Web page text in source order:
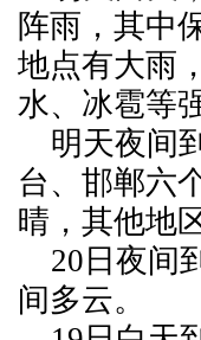
阵雨，其中
地点有大雨
水、冰雹等
明天夜间
台、邯郸六
晴，其他地
20日夜间
间多云。